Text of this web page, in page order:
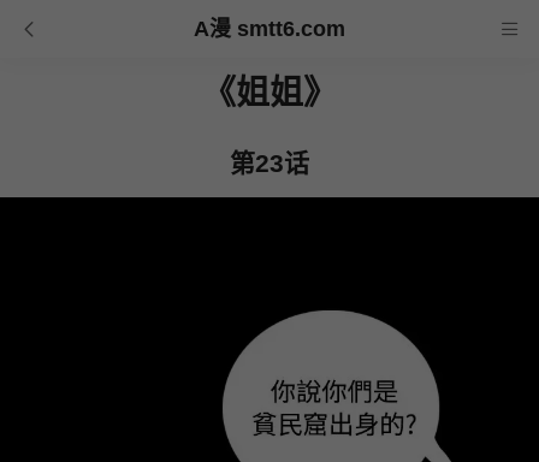
A漫 smtt6.com
《姐姐》
第23话